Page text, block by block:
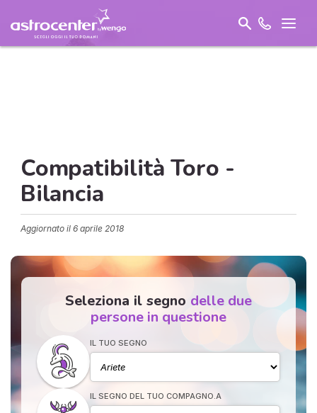
Compatibilità Toro -
Bilancia
Aggiornato il 6 aprile 2018
Seleziona il segno delle due
persone in questione
IL TUO SEGNO
IL SEGNO DEL TUO COMPAGNO.A